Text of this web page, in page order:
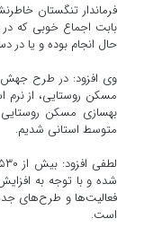
فرماندار تنگستان
بابت اجماع خوبی که
حال انجام بوده و یا در
وی افزود: در طرح
مسکن روستایی، از نرم
بهسازی مسکن
متوسط استانی شدیم.
شده و با توجه به
فعالیت‌ها و طرح‌های
است.